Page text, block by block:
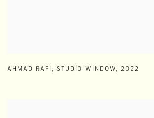
AHMAD RAFI , STUDIO WINDOW , 2022